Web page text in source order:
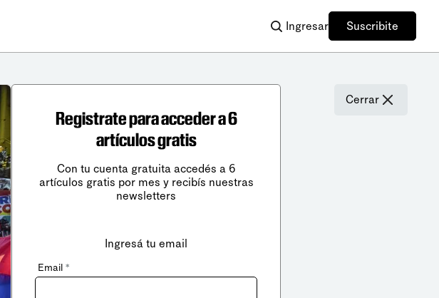
Ingresar Suscribite
Cerrar
Registrate para acceder a 6
artículos gratis
Con tu cuenta gratuita accedés a 6
artículos gratis por mes y recibís nuestras
newsletters
Ingresá tu email
Email *